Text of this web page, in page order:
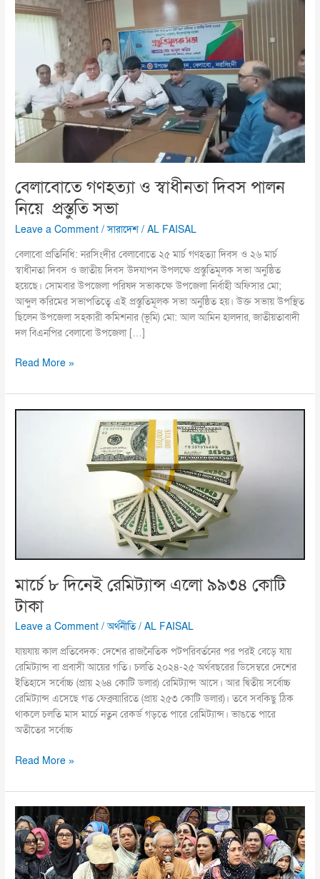
বেলাবোতে গণহত্যা ও স্বাধীনতা দিবস পালন
নিয়ে প্রস্তুতি সভা
Leave a Comment /সারাদেশ /AL FAISAL
বেলাবো প্রতিনিধি: নরসিংদীর বেলাবোতে ২৫ মার্চ গণহত্যা দিবস ও ২৬ মার্চ
স্বাধীনতা দিবস ও জাতীয় দিবস উদযাপন উপলক্ষে প্রস্তুতিমূলক সভা অনুষ্ঠিত
হয়েছে। সোমবার উপজেলা পরিষদ সভাকক্ষে উপজেলা নির্বাহী অফিসার মো;
আব্দুল করিমের সভাপতিত্বে এই প্রস্তুতিমূলক সভা অনুষ্ঠিত হয়। উক্ত সভায় উপস্থিত
ছিলেন উপজেলা সহকারী কমিশনার (ভূমি) মো: আল আমিন হালদার, জাতীয়তাবাদী
দল বিএনপির বেলাবো উপজেলা […]
দিবস
Read More »
মার্চে ৮ দিনেই রেমিট্যান্স এলো ৯৯৩৪ কোটি
টাকা
Leave a Comment /অর্থনীতি/AL FAISAL
যায়যায় কাল প্রতিবেদক: দেশের রাজনৈতিক পটপরিবর্তনের পর পরই বেড়ে যায়
রেমিট্যান্স বা প্রবাসী আয়ের গতি। চলতি ২০২৪-২৫ অর্থবছরের ডিসেম্বরে দেশের
ইতিহাসে সর্বোচ্চ (প্রায় ২৬৪ কোটি ডলার) রেমিট্যান্স আসে। আর দ্বিতীয় সর্বোচ্চ
রেমিট্যান্স এসেছে গত ফেব্রুয়ারিতে (প্রায় ২৫৩ কোটি ডলার)। তবে সবকিছু ঠিক
থাকলে চলতি মাস মার্চে নতুন রেকর্ড গড়তে পারে রেমিট্যান্স। ভাঙতে পারে
অতীতের সর্বোচ্চ
Read More »
প্রশাসনের
কর্তৃত্ব
না
থাকায়